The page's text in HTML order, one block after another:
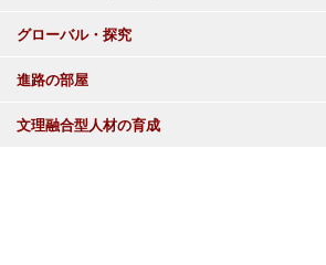
グローバル・探究
進路の部屋
文理融合型人材の育成